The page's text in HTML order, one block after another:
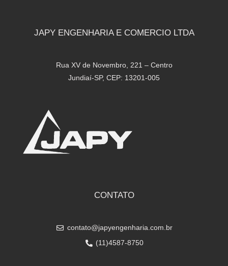
JAPY ENGENHARIA E COMERCIO LTDA
Rua XV de Novembro, 221 – Centro
Jundiaí-SP, CEP: 13201-005
CONTATO
contato@japyengenharia.com.br
(11)4587-8750